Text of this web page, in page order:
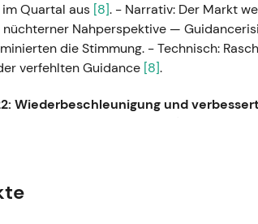
Quartal aus [8]. - Narrativ: Der Markt
Nahperspektive —
die Stimmung. - Technisch:
verfehlten Guidance [8].
Wiederbeschleunigung und
Non-GAAP-Nettoergebnis und Free
stärkten das Narrativ von
standen nachhaltige Zero-Trust-